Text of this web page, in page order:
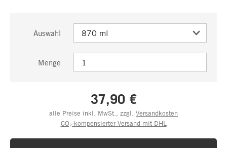
Auswahl
Menge
37,90 €
alle Preise inkl. MwSt., zzgl. Versandkosten
CO₂-kompensierter Versand mit DHL